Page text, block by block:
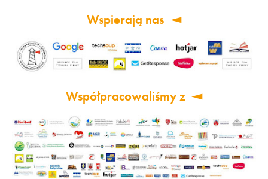
Wspierają nas
Współpracowaliśmy z